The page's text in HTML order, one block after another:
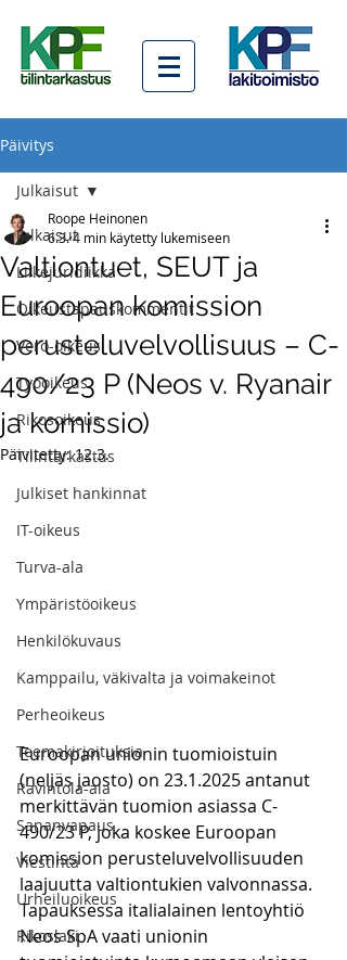
Päivitys
Julkaisut
Liikejuridiikka
Oikeustapauskommentit
Vero-oikeus
Työoikeus
Rikosoikeus
Tilintarkastus
Julkiset hankinnat
IT-oikeus
Turva-ala
Ympäristöoikeus
Henkilökuvaus
Kamppailu, väkivalta ja voimakeinot
Perheoikeus
Teemakirjoituksia
Ravintola-ala
Sananvapaus
Viestintä
Urheiluoikeus
Rikoslaki
Julkaisut
Valtiontuet, SEUT ja
Euroopan komission
perusteluvelvollisuus – C-
490/23 P (Neos v. Ryanair
ja komissio)
Roope Heinonen
6.3.4 min käytetty lukemiseen
Päivitetty:12.3.
Euroopan unionin tuomioistuin
(neljäs jaosto) on 23.1.2025 antanut
merkittävän tuomion asiassa C-
490/23 P, joka koskee Euroopan
komission perusteluvelvollisuuden
laajuutta valtiontukien valvonnassa.
Tapauksessa italialainen lentoyhtiö
Neos SpA vaati unionin